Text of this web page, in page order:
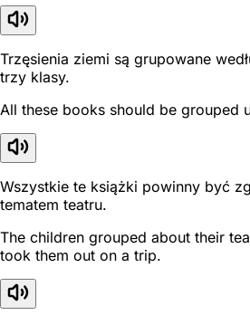
Trzęsienia ziemi są grupowane
trzy klasy.
All these books should be grouped
Wszystkie te książki powinny być
tematem teatru.
The children grouped about their
took them out on a trip.